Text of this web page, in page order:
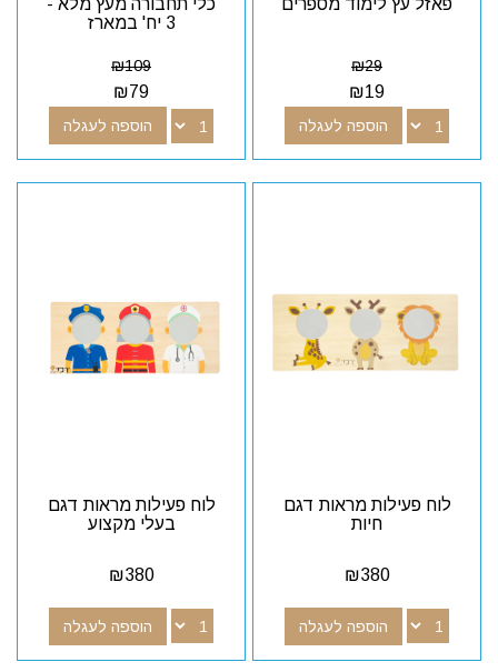
פאזל עץ לימוד מספרים
₪29
₪19
הוספה לעגלה
כלי תחבורה מעץ מלא -
3 יח' במארז
₪109
₪79
הוספה לעגלה
לוח פעילות מראות דגם
חיות
₪380
הוספה לעגלה
לוח פעילות מראות דגם
בעלי מקצוע
₪380
הוספה לעגלה